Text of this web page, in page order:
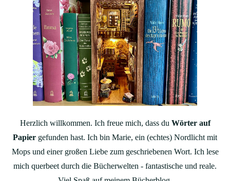
Herzlich willkommen. Ich freue mich, dass du Wörter auf
Papier gefunden hast. Ich bin Marie, ein (echtes) Nordlicht mit
Mops und einer großen Liebe zum geschriebenen Wort. Ich lese
mich querbeet durch die Bücherwelten - fantastische und reale.